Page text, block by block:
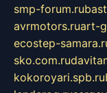
smp-forum.ru
avrmotors.ruart-
ecostep-
sko.com.ru
kokoroyari.spb.ru